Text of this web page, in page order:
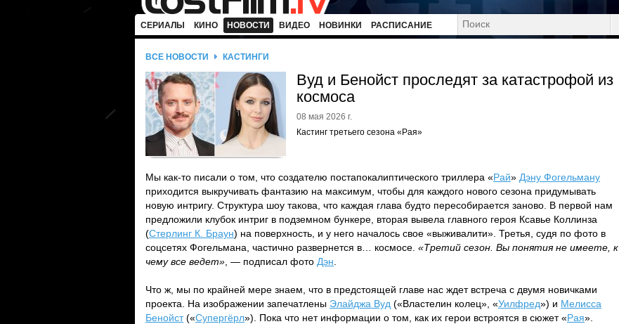
СЕРИАЛЫ КИНО НОВОСТИ ВИДЕО НОВИНКИ РАСПИСАНИЕ
ВСЕ НОВОСТИ КАСТИНГИ
Вуд и Бенойст проследят за катастрофой из
космоса
08 мая 2026 г.
Кастинг третьего сезона «Рая»
Мы как-то писали о том, что создателю постапокалиптического триллера «Рай» Дэну Фогельману
приходится выкручивать фантазию на максимум, чтобы для каждого нового сезона придумывать
новую интригу. Структура шоу такова, что каждая глава будто пересобирается заново. В первой нам
предложили клубок интриг в подземном бункере, вторая вывела главного героя Ксавье Коллинза
(Стерлинг К. Браун) на поверхность, и у него началось свое «выживалити». Третья, судя по фото в
соцсетях Фогельмана, частично развернется в… космосе. «Третий сезон. Вы понятия не имеете, к
чему все ведет» , — подписал фото Дэн
Что ж, мы по крайней мере знаем, что в предстоящей главе нас ждет встреча с двумя новичками
проекта. На изображении запечатлены Элайджа Вуд («Властелин колец», «Уилфред») и Мелисса
Бенойст(«Супергёрл»). Пока что нет информации о том, как их герои встроятся в сюжет «Рая».